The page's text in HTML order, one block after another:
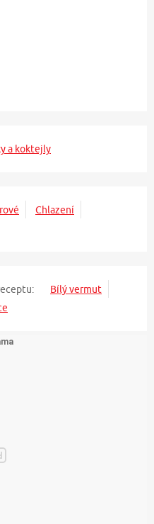
a koktejly
Chlazení
Bílý vermut